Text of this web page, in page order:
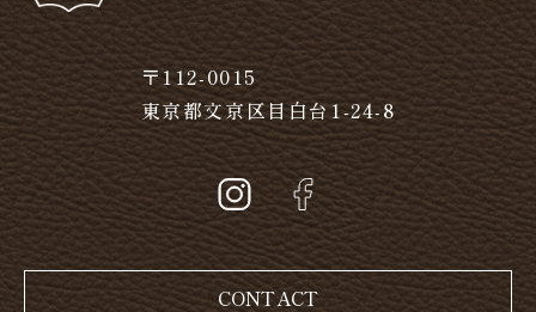
〒112-0015
東京都文京区目白台1-24-8
CONTACT